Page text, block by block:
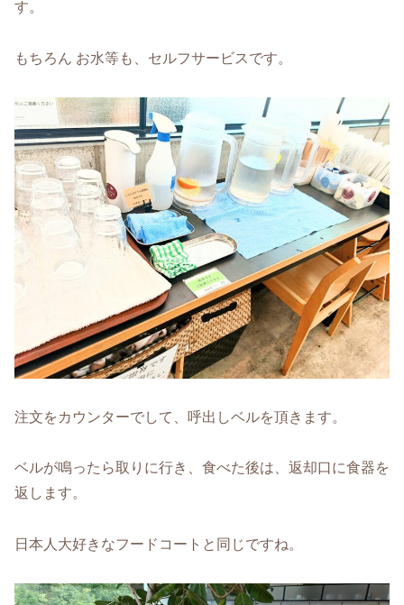
す。
もちろん お水等も、セルフサービスです。
注文をカウンターでして、呼出しベルを頂きます。
ベルが鳴ったら取りに行き、食べた後は、返却口に食器を
返します。
日本人大好きなフードコートと同じですね。